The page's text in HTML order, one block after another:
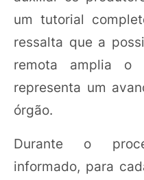
um tutorial
ressalta que a
remota amplia o
representa um
órgão.
Durante o
informado, para